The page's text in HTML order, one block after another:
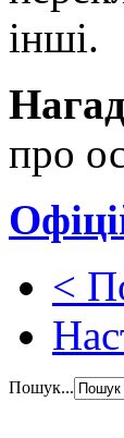
інші.
про
<
Пошук...